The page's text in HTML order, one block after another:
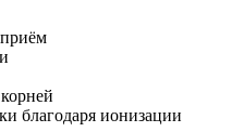
благодаря ионизации